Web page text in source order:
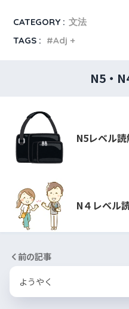
CATEGORY : 文法
TAGS :
Adj +
N5・
N5レベル
N４レベル
前の記事
ようやく